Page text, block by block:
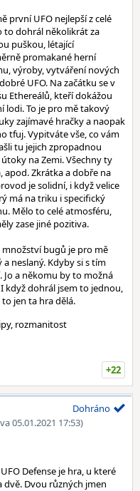
první UFO nejlepší z celé
to dohrál několikrát za
puškou, létající
promakané herní
výroby, vytváření nových
UFO. Na začátku se v
Ethereálů, kteří dokážou
lodi. To je pro mě takový
zajímavé hračky a naopak
tfuj. Vypitváte vše, co vám
tu jejich zpropadnou
na Zemi. Všechny ty
apod. Zkrátka a dobře na
je solidní, i když velice
má na triku i specifický
Mělo to celé atmosféru,
zase jiné pozitiva.
bugů je pro mě
neslaný. Kdyby si s tím
a někomu by to možná
když dohrál jsem to jednou,
jen ta hra dělá.
rozmanitost
+22
05.01.2021 17:53)
Dohráno
Defense je hra, u které
Dvou různých jmen